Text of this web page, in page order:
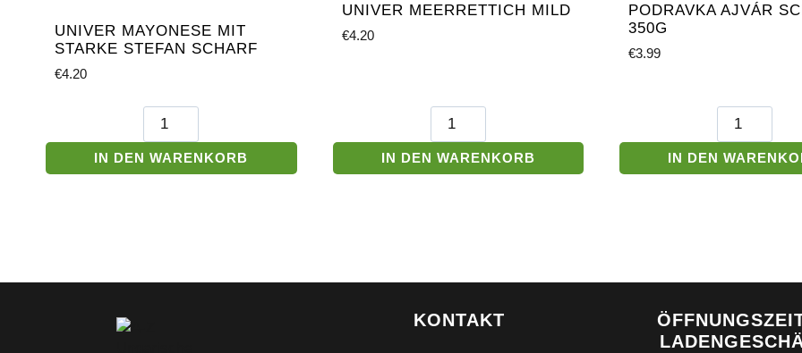
UNIVER MAYONESE MIT
STARKE STEFAN SCHARF
€4.20
Univer
Mayonese
mit
Starke
IN DEN WARENKORB
UNIVER MEERRETTICH MILD
€4.20
Univer
Meerrettich
mild
Menge
IN DEN WARENKORB
PODRAVKA AJVÁR
350G
€3.99
Podravka
Ajvár
scharf
350g
IN DEN
KONTAKT